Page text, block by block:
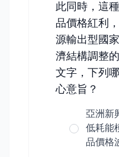
此同時，這
品價格紅利
源輸出型國
濟結構調整
文字，下列
心意旨？
亞洲新
低耗能
品價格